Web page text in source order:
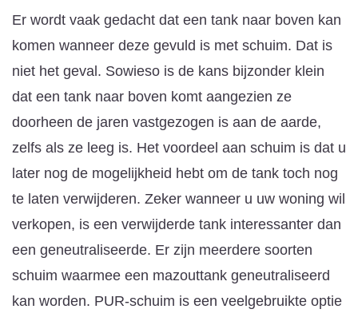
Er wordt vaak gedacht dat een tank naar boven kan
komen wanneer deze gevuld is met schuim. Dat is
niet het geval. Sowieso is de kans bijzonder klein
dat een tank naar boven komt aangezien ze
doorheen de jaren vastgezogen is aan de aarde,
zelfs als ze leeg is. Het voordeel aan schuim is dat u
later nog de mogelijkheid hebt om de tank toch nog
te laten verwijderen. Zeker wanneer u uw woning wil
verkopen, is een verwijderde tank interessanter dan
een geneutraliseerde. Er zijn meerdere soorten
schuim waarmee een mazouttank geneutraliseerd
kan worden. PUR-schuim is een veelgebruikte optie